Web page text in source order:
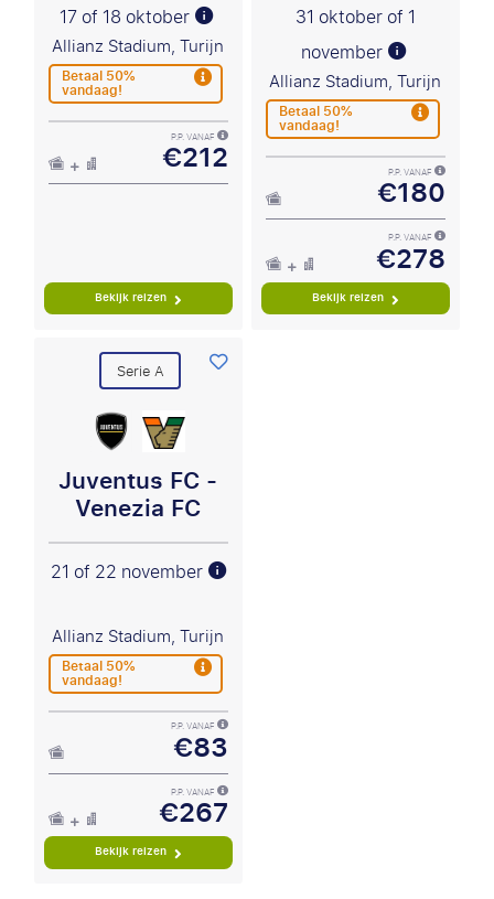
17 of 18 oktober
Allianz Stadium, Turijn
Betaal 50%
vandaag!
P.P. VANAF
€212
Bekijk reizen
31 oktober of 1
november
Allianz Stadium, Turijn
Betaal 50%
vandaag!
P.P. VANAF
€180
P.P. VANAF
€278
Bekijk reizen
Serie A
Juventus FC -
Venezia FC
21 of 22 november
Allianz Stadium, Turijn
Betaal 50%
vandaag!
P.P. VANAF
€83
P.P. VANAF
€267
Bekijk reizen